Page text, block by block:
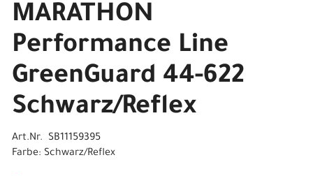
MARATHON
Performance Line
GreenGuard 44-622
Schwarz/Reflex
Art.Nr. SB11159395
Farbe: Schwarz/Reflex